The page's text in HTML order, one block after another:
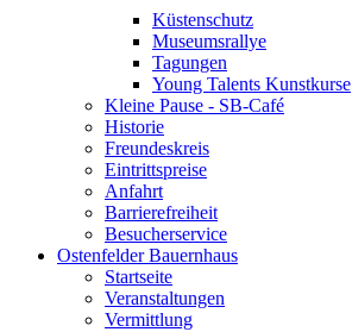
Küstenschutz
Museumsrallye
Tagungen
Young Talents Kunstkurse
Kleine Pause - SB-Café
Historie
Freundeskreis
Eintrittspreise
Anfahrt
Barrierefreiheit
Besucherservice
Ostenfelder Bauernhaus
Startseite
Veranstaltungen
Vermittlung